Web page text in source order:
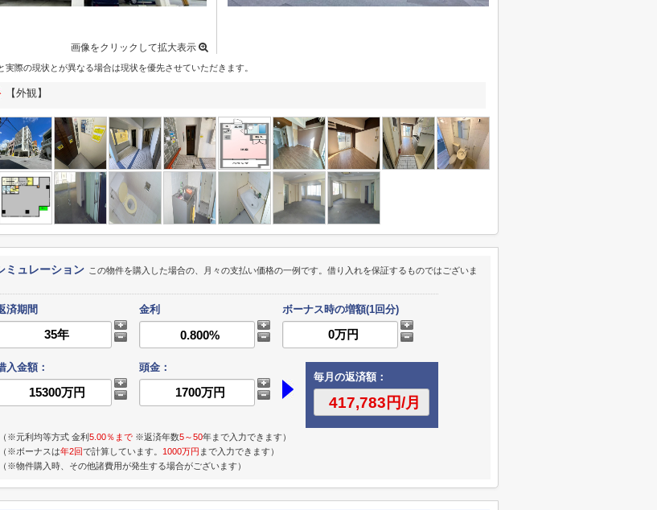
画像をクリックして拡大表示
際の現状とが異なる場合は現状を優先させていただきます。
【外観】
ミュレーション この物件を購入した場合の、月々の支払い価格の一例です。借り入れを保証するものではございま
済期間 金利 ボーナス時の増額(1回分)
入金額：
頭金：
毎月の返済額：
（※元利均等方式 金利5.00％まで ※返済年数5～50年まで入力できます）
（※ボーナスは年2回で計算しています。 1000万円 まで入力できます）
（※物件購入時、その他諸費用が発生する場合がございます）